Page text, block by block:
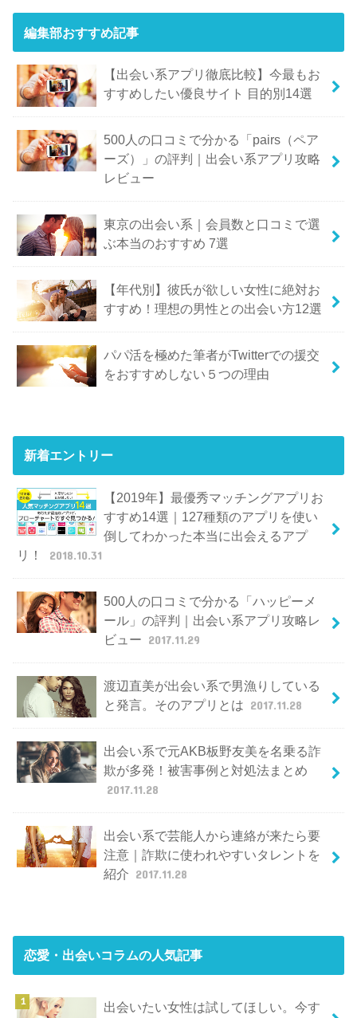
編集部おすすめ記事
【出会い系アプリ徹底比較】今最もお
すすめしたい優良サイト 目的別14選
500人の口コミで分かる「pairs（ペア
ーズ）」の評判｜出会い系アプリ攻略
レビュー
東京の出会い系｜会員数と口コミで選
ぶ本当のおすすめ 7選
【年代別】彼氏が欲しい女性に絶対お
すすめ！理想の男性との出会い方12選
パパ活を極めた筆者がTwitterでの援交
をおすすめしない５つの理由
新着エントリー
【2019年】最優秀マッチングアプリお
すすめ14選｜127種類のアプリを使い
倒してわかった本当に出会えるアプ
リ！
2018.10.31
500人の口コミで分かる「ハッピーメ
ール」の評判｜出会い系アプリ攻略レ
ビュー 2017.11.29
渡辺直美が出会い系で男漁りしている
と発言。そのアプリとは 2017.11.28
出会い系で元AKB板野友美を名乗る詐
欺が多発！被害事例と対処法まとめ
2017.11.28
出会い系で芸能人から連絡が来たら要
注意｜詐欺に使われやすいタレントを
紹介 2017.11.28
恋愛・出会いコラムの人気記事
出会いたい女性は試してほしい。今す